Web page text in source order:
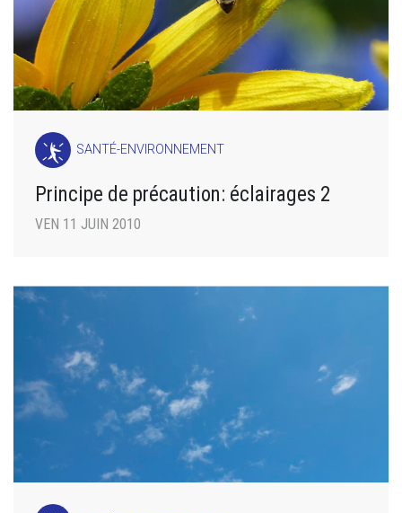
SANTÉ-ENVIRONNEMENT
Principe de précaution: éclairages 2
VEN 11 JUIN 2010